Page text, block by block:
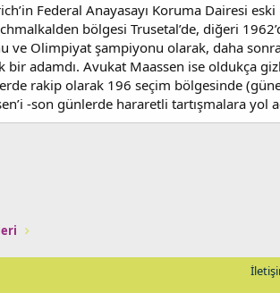
Federal Anayasayı Koruma Dairesi
bölgesi Trusetal’de, diğeri
ve Olimpiyat şampiyonu olarak, daha
bir adamdı. Avukat Maassen ise oldukça
rakip olarak 196 seçim bölgesinde
-son günlerde hararetli tartışmalara yol